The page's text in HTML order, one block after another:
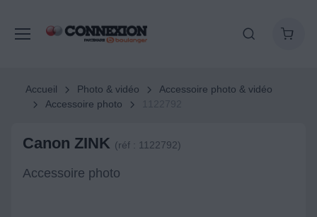
Accueil Photo & vidéo
Accessoire photo & vidéo
Accessoire photo
Canon ZINK (réf : 1122792)
Accessoire photo